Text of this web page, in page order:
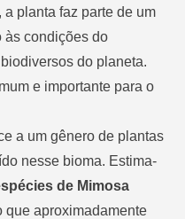
planta faz parte de um
às condições do
do planeta.
e importante para o
a um gênero de plantas
nesse bioma. Estima-
de Mimosa
que aproximadamente